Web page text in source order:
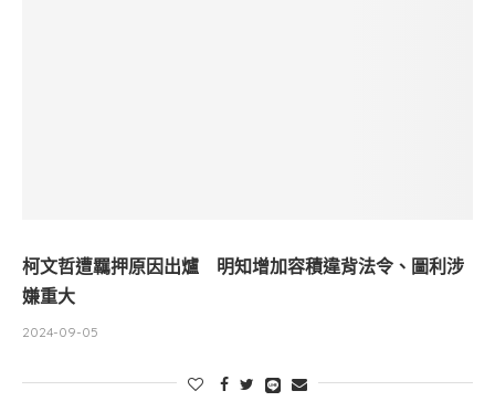
柯文哲遭羈押原因出爐 明知增加容積違背法令、圖利涉
嫌重大
2024-09-05